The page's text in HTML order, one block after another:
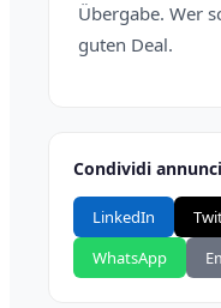
Übergabe. Wer
guten Deal.
Condividi
LinkedIn
WhatsApp